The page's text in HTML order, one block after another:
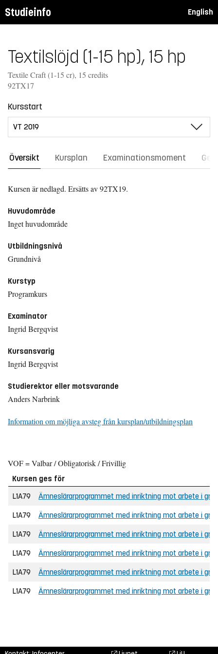
Studieinfo English
Textilslöjd (1-15 hp), 15 hp
Textile Craft (1-15 cr), 15 credits
92TX17
Kursstart
Översikt Kursplan Examinationsmoment
Kursen är nedlagd. Ersätts av 92TX19.
Huvudområde
Inget huvudområde
Utbildningsnivå
Grundnivå
Kurstyp
Programkurs
Examinator
Ingrid Bergqvist
Kursansvarig
Ingrid Bergqvist
Studierektor eller motsvarande
Anders Narbrink
Information om möjliga avsteg från kursplan/utbildningsplan
VOF = Valbar / Obligatorisk / Frivillig
Kursen ges för
L1A79
Ämneslärarprogrammet med inriktning mot arbete i
L1A79 Ämneslärarprogrammet med inriktning mot arbete i
L1A79 Ämneslärarprogrammet med inriktning mot arbete i
L1A79 Ämneslärarprogrammet med inriktning mot arbete i
L1A79 Ämneslärarprogrammet med inriktning mot arbete i
L1A79 Ämneslärarprogrammet med inriktning mot arbete i